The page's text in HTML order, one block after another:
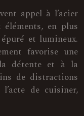
appel à l’acier
éléments, en plus
épuré et lumineux.
favorise une
détente et à la
de distractions
de cuisiner,